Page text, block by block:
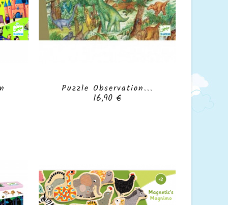
Puzzle Observation...
Prix
16,90 €